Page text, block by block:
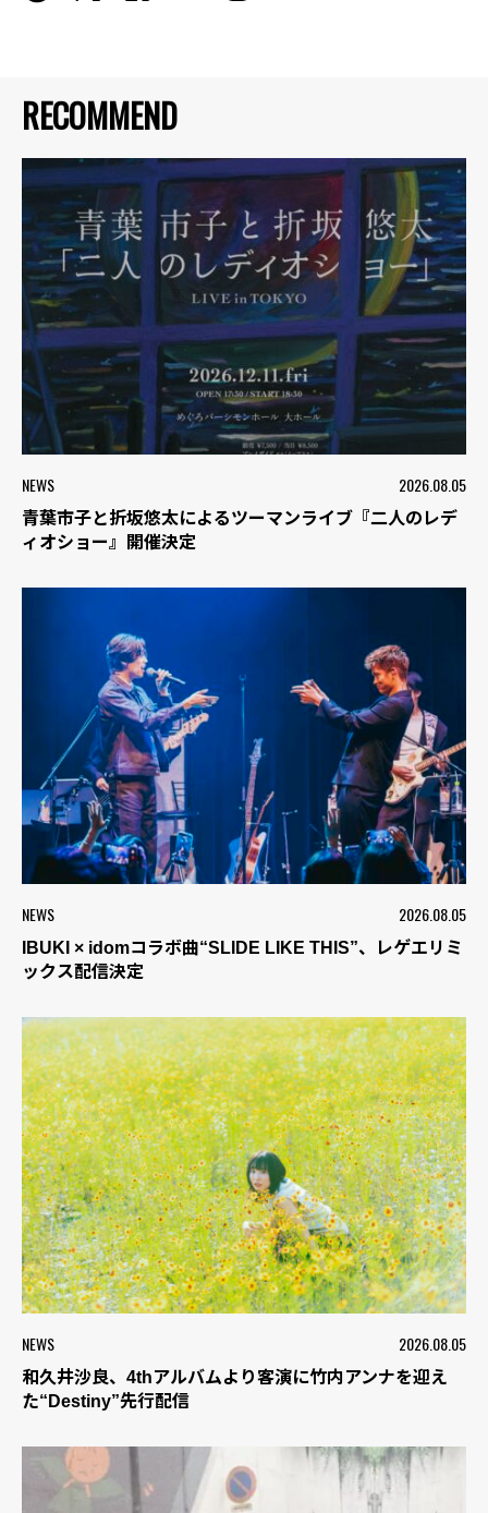
RECOMMEND
NEWS 2026.08.05
青葉市子と折坂悠太によるツーマンライブ『二人のレデ
ィオショー』開催決定
NEWS 2026.08.05
IBUKI × idomコラボ曲“SLIDE LIKE THIS”、レゲエリミ
ックス配信決定
NEWS 2026.08.05
和久井沙良、4thアルバムより客演に竹内アンナを迎え
た“Destiny”先行配信